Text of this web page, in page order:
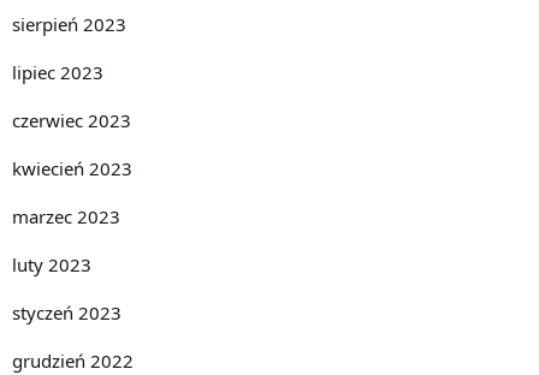
sierpień 2023
lipiec 2023
czerwiec 2023
kwiecień 2023
marzec 2023
luty 2023
styczeń 2023
grudzień 2022